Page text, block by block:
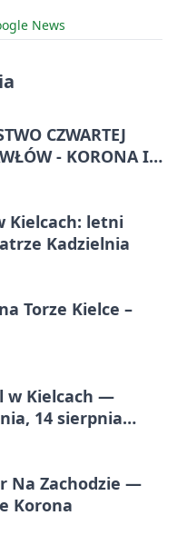
News
CZWARTEJ
- KORONA III
Kielcach: letni
Kadzielnia
Torze Kielce –
w Kielcach —
14 sierpnia
Na Zachodzie —
Korona